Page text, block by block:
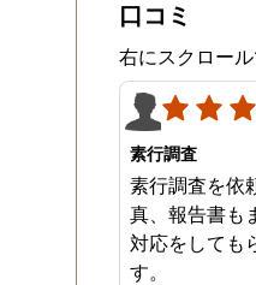
口コミ
右にスクロー
素行調査
素行調査を依
真、報告書も
対応をしても
す。